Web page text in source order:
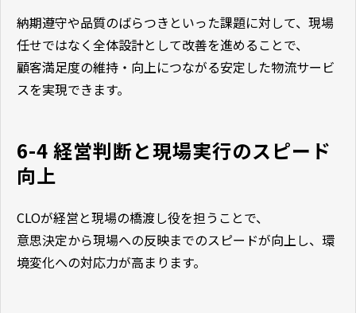
納期遵守や品質のばらつきといった課題に対して、現場
任せではなく全体設計として改善を進めることで、
顧客満足度の維持・向上につながる安定した物流サービ
スを実現できます。
6-4 経営判断と現場実行のスピード
向上
CLOが経営と現場の橋渡し役を担うことで、
意思決定から現場への反映までのスピードが向上し、環
境変化への対応力が高まります。